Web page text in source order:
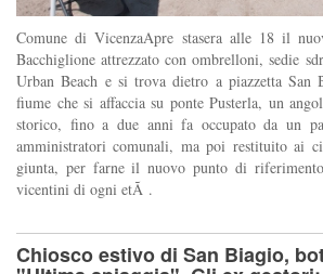
Comune di VicenzaApre stasera alle 18 il
Bacchiglione attrezzato con ombrelloni, sedie
Urban Beach e si trova dietro a piazzetta San
fiume che si affaccia su ponte Pusterla, un
storico, fino a due anni fa occupato da un
amministratori comunali, ma poi restituito ai
giunta, per farne il nuovo punto di
vicentini di ogni etÃ .
Chiosco estivo di San Biagio,